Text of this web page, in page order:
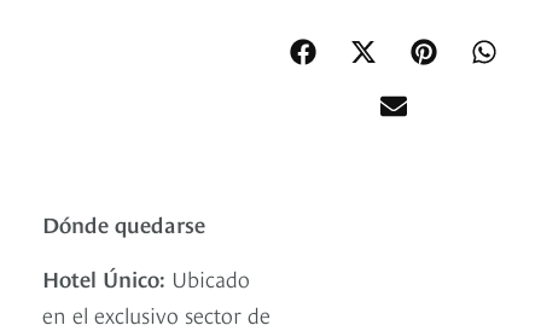
Dónde quedarse
Hotel Único: Ubicado
en el exclusivo sector de